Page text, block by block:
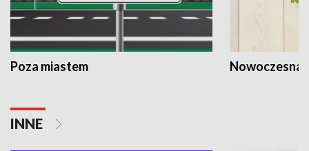
Poza miastem Nowoczesna
INNE